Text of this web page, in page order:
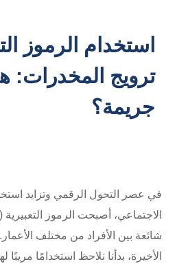
استخدام الرموز
ترويج المخدرات:
جريمة؟
في عصر التحول الرقمي وتزايد
شائعة بين الأفراد من مختلف
الأخيرة، بدأنا نلاحظ استخدامًا